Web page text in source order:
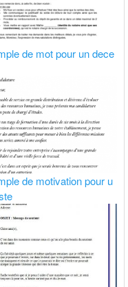
de mot pour un dece
de motivation pour u